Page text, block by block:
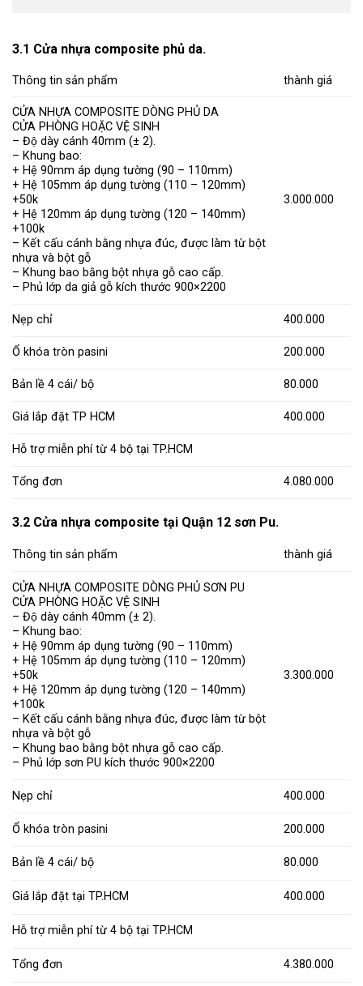
3.1 Cửa nhựa composite phủ da.
Thông tin sản phẩm thành giá
CỬA NHỰA COMPOSITE DÒNG PHỦ DA
CỬA PHÒNG HOẶC VỆ SINH
– Độ dày cánh 40mm (± 2).
– Khung bao:
+ Hệ 90mm áp dụng tường (90 – 110mm)
+ Hệ 105mm áp dụng tường (110 – 120mm)
+50k
+ Hệ 120mm áp dụng tường (120 – 140mm)
+100k
– Kết cấu cánh bằng nhựa đúc, được làm từ bột
nhựa và bột gỗ
– Khung bao bằng bột nhựa gỗ cao cấp.
– Phủ lớp da giả gỗ kích thước 900×2200
3.000.000
Nẹp chỉ 400.000
Ổ khóa tròn pasini 200.000
Bản lề 4 cái/ bộ 80.000
Giá lắp đặt TP HCM 400.000
Hỗ trợ miễn phí từ 4 bộ tại TP.HCM
Tổng đơn 4.080.000
3.2 Cửa nhựa composite tại Quận 12 sơn Pu.
Thông tin sản phẩm thành giá
CỬA NHỰA COMPOSITE DÒNG PHỦ SƠN PU
CỬA PHÒNG HOẶC VỆ SINH
– Độ dày cánh 40mm (± 2).
– Khung bao:
+ Hệ 90mm áp dụng tường (90 – 110mm)
+ Hệ 105mm áp dụng tường (110 – 120mm)
+50k
+ Hệ 120mm áp dụng tường (120 – 140mm)
+100k
– Kết cấu cánh bằng nhựa đúc, được làm từ bột
nhựa và bột gỗ
– Khung bao bằng bột nhựa gỗ cao cấp.
– Phủ lớp sơn PU kích thước 900×2200
3.300.000
Nẹp chỉ 400.000
Ổ khóa tròn pasini 200.000
Bản lề 4 cái/ bộ 80.000
Giá lắp đặt tại TP.HCM 400.000
Hỗ trợ miễn phí từ 4 bộ tại TP.HCM
Tổng đơn 4.380.000